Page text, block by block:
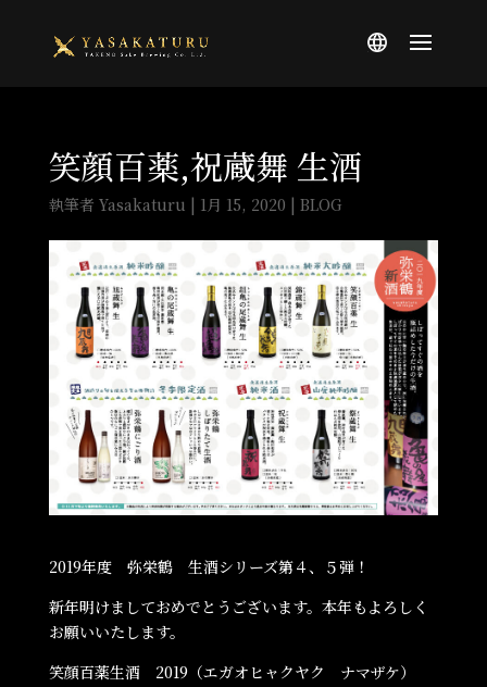
笑顔百薬,祝蔵舞 生酒
執筆者 Yasakaturu | 1月 15, 2020 | BLOG
2019年度 弥栄鶴 生酒シリーズ第４、５弾！
新年明けましておめでとうございます。本年もよろしく
お願いいたします。
笑顔百薬生酒 2019（エガオヒャクヤク ナマザケ）